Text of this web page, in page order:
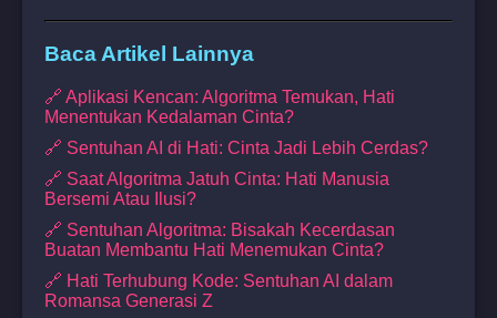
Baca Artikel Lainnya
🔗 Aplikasi Kencan: Algoritma Temukan, Hati
Menentukan Kedalaman Cinta?
🔗 Sentuhan AI di Hati: Cinta Jadi Lebih Cerdas?
🔗 Saat Algoritma Jatuh Cinta: Hati Manusia
Bersemi Atau Ilusi?
🔗 Sentuhan Algoritma: Bisakah Kecerdasan
Buatan Membantu Hati Menemukan Cinta?
🔗 Hati Terhubung Kode: Sentuhan AI dalam
Romansa Generasi Z